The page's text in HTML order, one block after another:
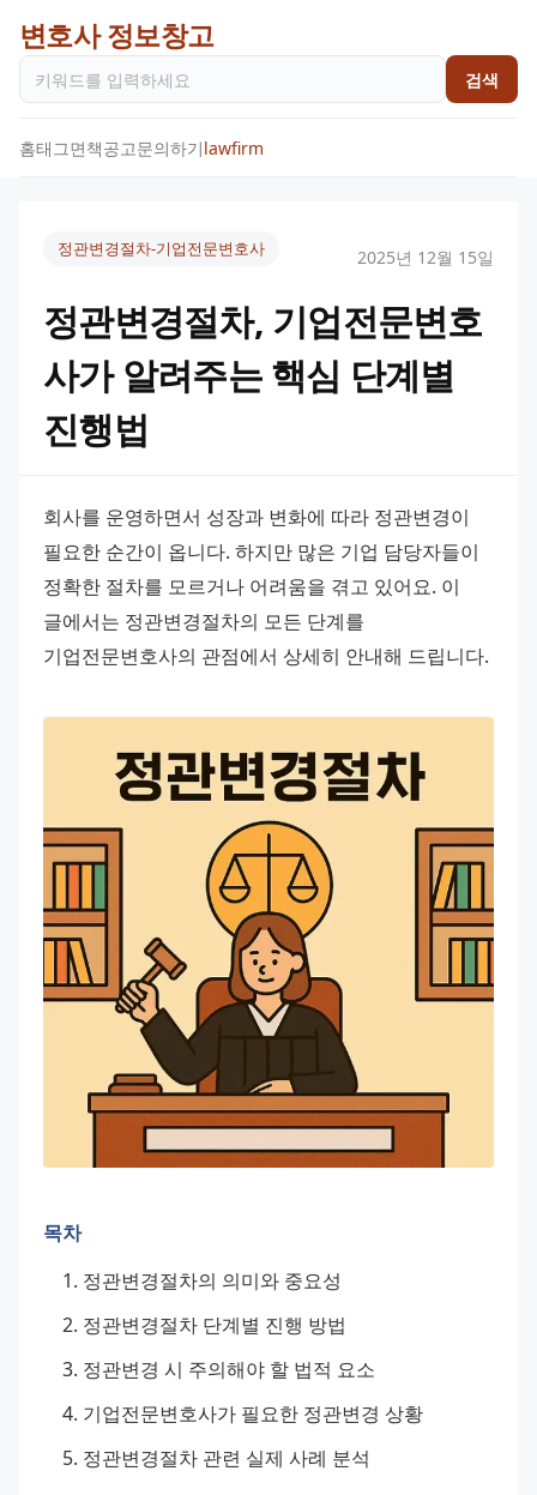
변호사 정보창고
검색
홈태그면책공고문의하기lawfirm
정관변경절차-기업전문변호사 2025년 12월 15일
정관변경절차, 기업전문변호
사가 알려주는 핵심 단계별
진행법
회사를 운영하면서 성장과 변화에 따라 정관변경이
필요한 순간이 옵니다. 하지만 많은 기업 담당자들이
정확한 절차를 모르거나 어려움을 겪고 있어요. 이
글에서는 정관변경절차의 모든 단계를
기업전문변호사의 관점에서 상세히 안내해 드립니다.
목차
정관변경절차의 의미와 중요성
정관변경절차 단계별 진행 방법
정관변경 시 주의해야 할 법적 요소
기업전문변호사가 필요한 정관변경 상황
정관변경절차 관련 실제 사례 분석